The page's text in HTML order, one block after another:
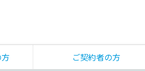
ご契約者の方